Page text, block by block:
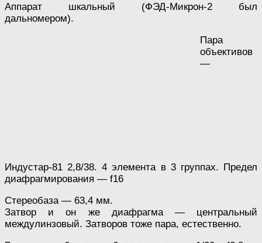
Аппарат шкальный (ФЭД-Микрон-2 был
дальномером).
Пара
объективов
—
Индустар-81 2,8/38. 4 элемента в 3 группах. Предел
диафрагмирования — f16
Стереобаза — 63,4 мм.
Затвор и он же диафрагма — центральный
междулинзовый. Затворов тоже пара, естественно.